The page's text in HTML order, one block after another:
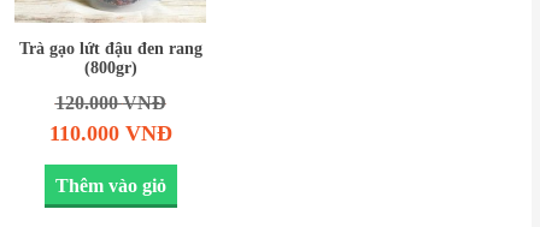
Trà gạo lứt đậu đen rang
(800gr)
120.000VNĐ
110.000 VNĐ
Thêm vào giỏ